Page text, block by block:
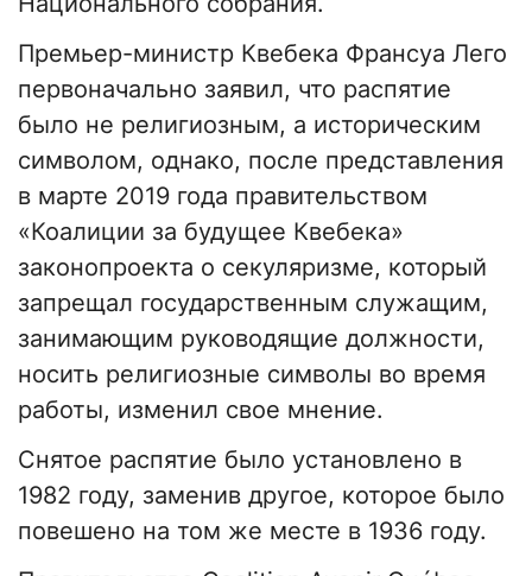
Премьер-министр Квебека Франсуа Лего
первоначально заявил, что распятие
было не религиозным, а историческим
символом, однако, после представления
в марте 2019 года правительством
«Коалиции за будущее Квебека»
законопроекта о секуляризме, который
запрещал государственным служащим,
занимающим руководящие должности,
носить религиозные символы во время
работы, изменил свое мнение.
Снятое распятие было установлено в
1982 году, заменив другое, которое было
повешено на том же месте в 1936 году.